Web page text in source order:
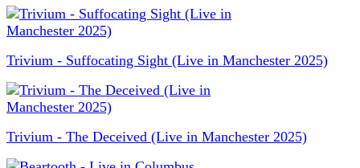
Trivium - Suffocating Sight (Live in Manchester 2025)
Trivium - The Deceived (Live in Manchester 2025)